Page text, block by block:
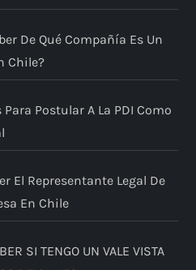
De Qué Compañía Es Un
Chile?
Postular A La PDI Como
El Representante Legal De
En Chile
SI TENGO UN VALE VISTA